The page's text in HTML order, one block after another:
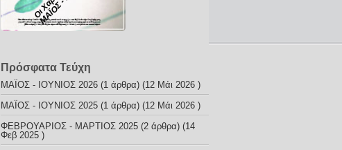
Πρόσφατα Τεύχη
ΜΑΪΟΣ - ΙΟΥΝΙΟΣ 2026 (1 άρθρα) (12 Μάι 2026 )
ΜΑΪΟΣ - ΙΟΥΝΙΟΣ 2025 (1 άρθρα) (12 Μάι 2026 )
ΦΕΒΡΟΥΑΡΙΟΣ - ΜΑΡΤΙΟΣ 2025 (2 άρθρα) (14
Φεβ 2025 )